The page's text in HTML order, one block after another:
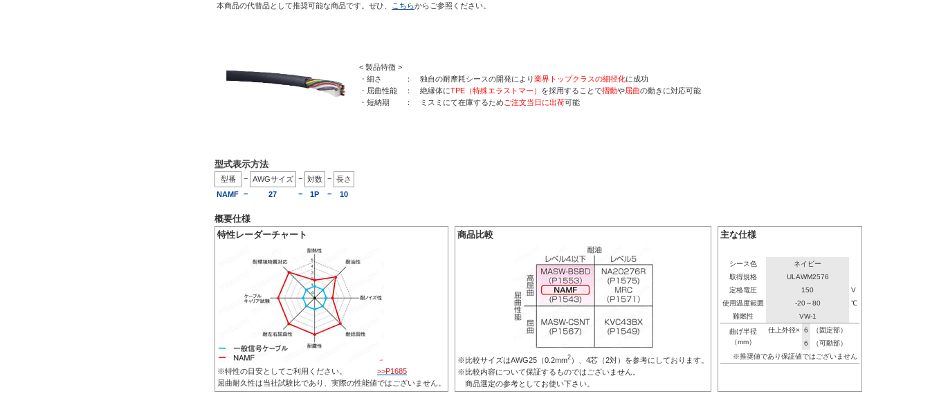
本商品の代替品として推奨可能な商品です。ぜひ、
こちらからご参照ください。
< 製品特徴 >
・細さ ： 独自の耐摩耗シースの開発により業界トップクラスの細径化に成功
・屈曲性能 ： 絶縁体にTPE（特殊エラストマー） を採用することで摺動や屈曲の動きに対応可能
・短納期 ： ミスミにて在庫するためご注文当日に出荷可能
型式表示方法
型番 − AWGサイズ − 対数 − 長さ
NAMF − 27 − 1P − 10
概要仕様
特性レーダーチャート
商品比較 主な仕様
※特性の目安としてご利用ください。 >>P1685
屈曲耐久性は当社試験比であり、実際の性能値ではございません。
※比較サイズはAWG25（0.2mm2 ）、4芯（2対）を参考にしております。
※比較内容について保証するものではございません。
商品選定の参考としてお使い下さい。
シース色
ネイビー
取得規格
ULAWM2576
定格電圧
150
V
使用温度範囲
-20～80
℃
難燃性
VW-1
曲げ半径
（mm）
仕上外径× 6
（固定部）
6
（可動部）
※推奨値であり保証値ではございません